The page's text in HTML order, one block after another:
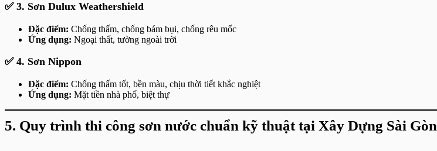
✅ 3. Sơn Dulux Weathershield
Đặc điểm: Chống thấm, chống bám bụi, chống rêu mốc
Ứng dụng: Ngoại thất, tường ngoài trời
✅ 4. Sơn Nippon
Đặc điểm: Chống thấm tốt, bền màu, chịu thời tiết khắc nghiệt
Ứng dụng: Mặt tiền nhà phố, biệt thự
5. Quy trình thi công sơn nước chuẩn kỹ thuật tại Xây Dựng Sài Gòn